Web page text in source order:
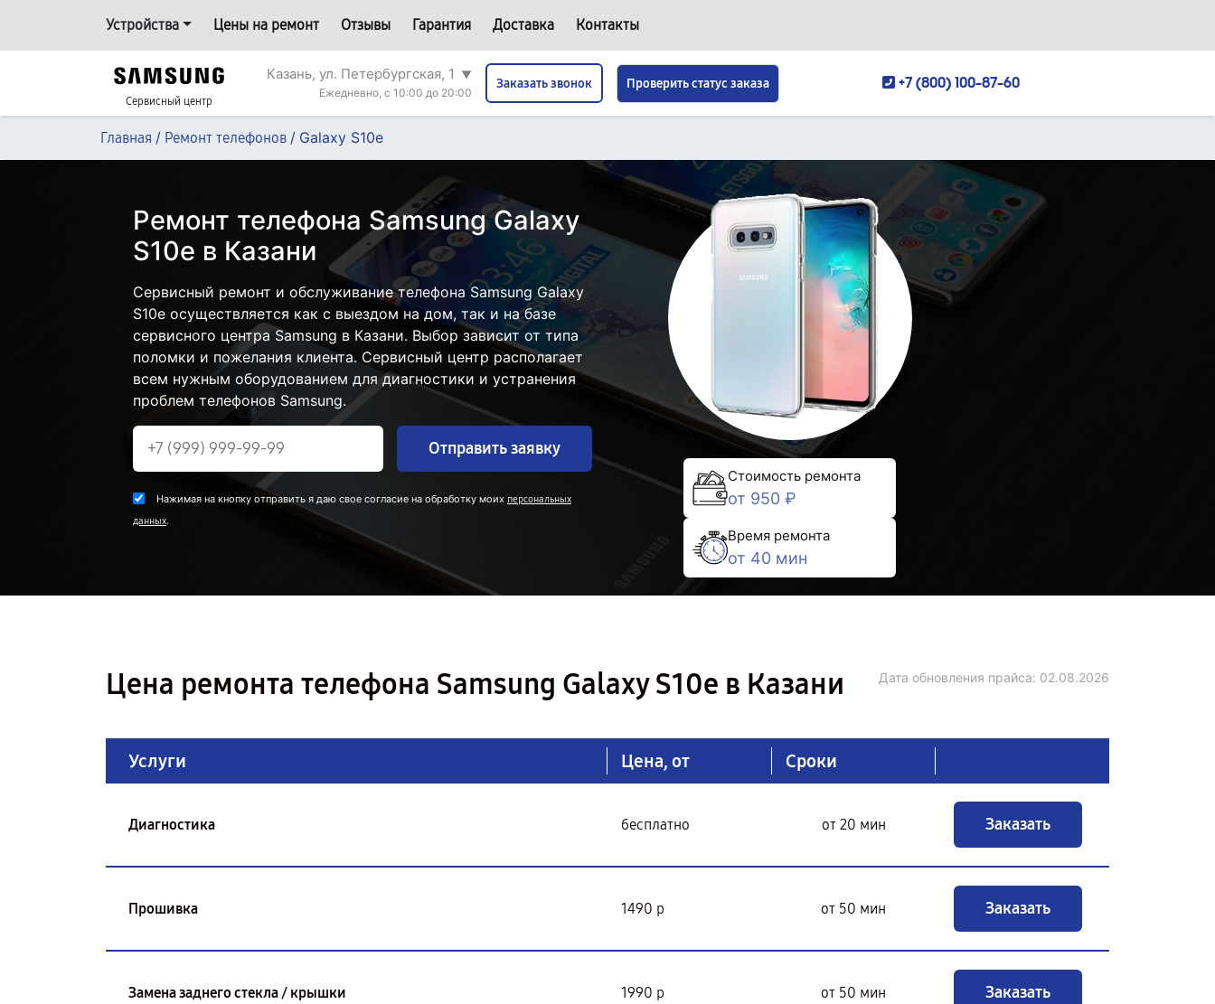
Устройства Цены на ремонт Отзывы Гарантия Доставка Контакты
Сервисный центр
Казань, ул. Петербургская, 1
▼
Ежедневно, с 10:00 до 20:00
Заказать звонок Проверить статус заказа +7 (800) 100-87-60
Главная / Ремонт телефонов / Galaxy S10e
Ремонт телефона Samsung Galaxy
S10e в Казани
Сервисный ремонт и обслуживание телефона Samsung Galaxy
S10e осуществляется как с выездом на дом, так и на базе
сервисного центра Samsung в Казани. Выбор зависит от типа
поломки и пожелания клиента. Сервисный центр располагает
всем нужным оборудованием для диагностики и устранения
проблем телефонов Samsung.
Отправить заявку
Нажимая на кнопку отправить я даю свое согласие на обработку моих персональных
данных.
Стоимость ремонта
от 950 ₽
Время ремонта
от 40 мин
Цена ремонта телефона Samsung Galaxy S10e в Казани Дата обновления прайса: 02.08.2026
Услуги Цена, от Сроки
Диагностика бесплатно от 20 мин Заказать
Прошивка 1490 р от 50 мин Заказать
Замена заднего стекла / крышки 1990 р от 50 мин Заказать